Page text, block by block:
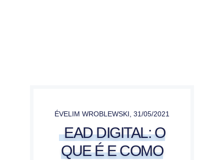
ÉVELIM WROBLEWSKI 31/05/2021
EAD DIGITAL: O
QUE É E COMO